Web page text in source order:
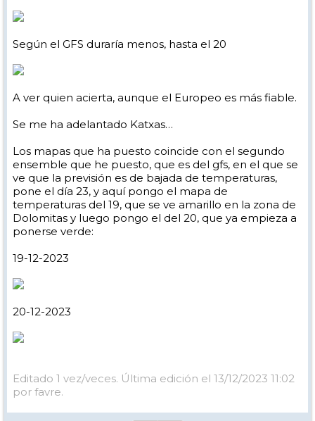
Según el GFS duraría menos, hasta el 20
A ver quien acierta, aunque el Europeo es más fiable.
Se me ha adelantado Katxas…
Los mapas que ha puesto coincide con el segundo
ensemble que he puesto, que es del gfs, en el que se
ve que la previsión es de bajada de temperaturas,
pone el día 23, y aquí pongo el mapa de
temperaturas del 19, que se ve amarillo en la zona de
Dolomitas y luego pongo el del 20, que ya empieza a
ponerse verde:
19-12-2023
20-12-2023
Editado 1 vez/veces. Última edición el 13/12/2023 11:02
por favre.